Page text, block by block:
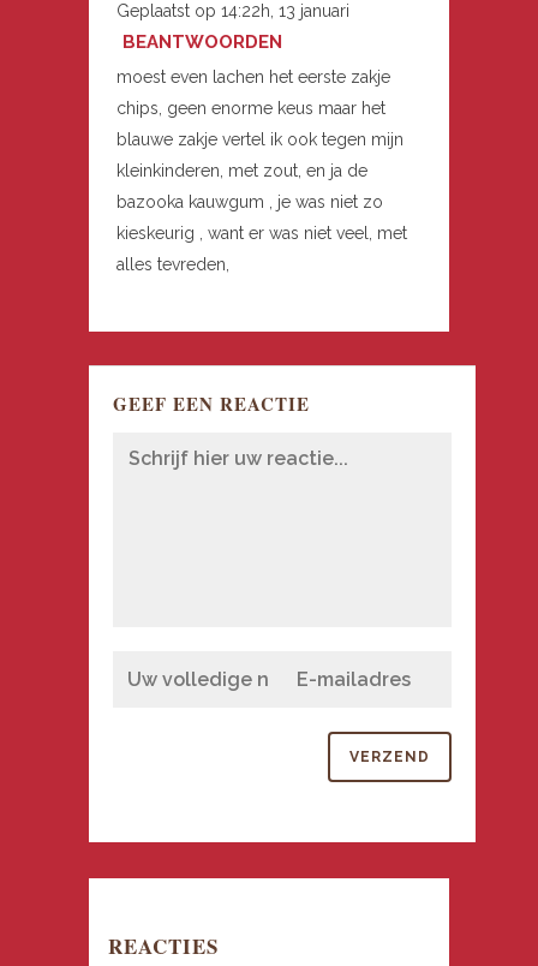
Geplaatst op 14:22h, 13 januari
BEANTWOORDEN
moest even lachen het eerste zakje
chips, geen enorme keus maar het
blauwe zakje vertel ik ook tegen mijn
kleinkinderen, met zout, en ja de
bazooka kauwgum , je was niet zo
kieskeurig , want er was niet veel, met
alles tevreden,
GEEF EEN REACTIE
REACTIES